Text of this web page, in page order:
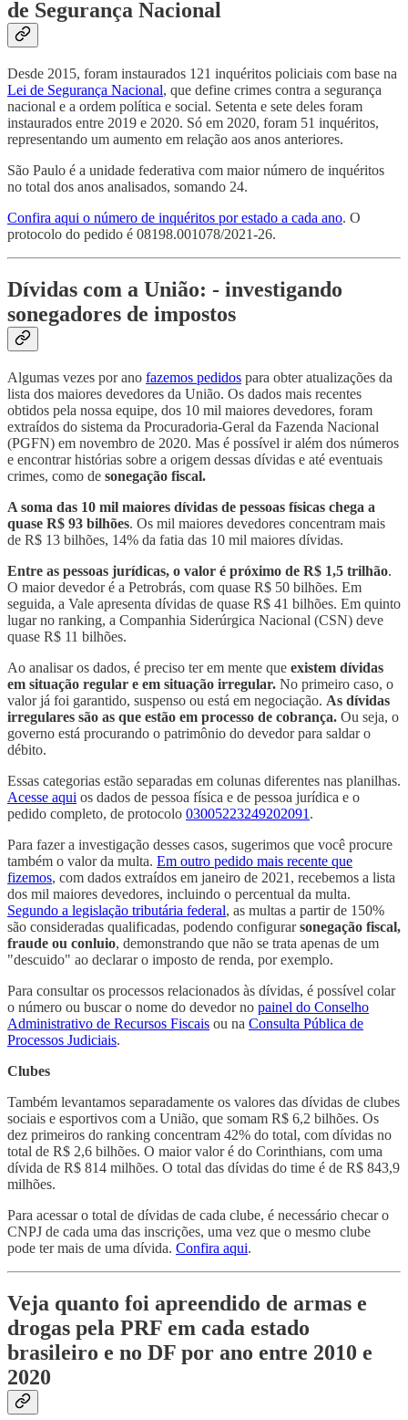
de Segurança Nacional
Desde 2015, foram instaurados 121 inquéritos policiais com base na
Lei de Segurança Nacional, que define crimes contra a segurança
nacional e a ordem política e social. Setenta e sete deles foram
instaurados entre 2019 e 2020. Só em 2020, foram 51 inquéritos,
representando um aumento em relação aos anos anteriores.
São Paulo é a unidade federativa com maior número de inquéritos
no total dos anos analisados, somando 24.
Confira aqui o número de inquéritos por estado a cada ano. O
protocolo do pedido é 08198.001078/2021-26.
Dívidas com a União: - investigando
sonegadores de impostos
Algumas vezes por ano fazemos pedidos para obter atualizações da
lista dos maiores devedores da União. Os dados mais recentes
obtidos pela nossa equipe, dos 10 mil maiores devedores, foram
extraídos do sistema da Procuradoria-Geral da Fazenda Nacional
(PGFN) em novembro de 2020. Mas é possível ir além dos números
e encontrar histórias sobre a origem dessas dívidas e até eventuais
crimes, como de sonegação fiscal.
A soma das 10 mil maiores dívidas de pessoas físicas chega a
quase R$ 93 bilhões. Os mil maiores devedores concentram mais
de R$ 13 bilhões, 14% da fatia das 10 mil maiores dívidas.
Entre as pessoas jurídicas, o valor é próximo de R$ 1,5 trilhão.
O maior devedor é a Petrobrás, com quase R$ 50 bilhões. Em
seguida, a Vale apresenta dívidas de quase R$ 41 bilhões. Em quinto
lugar no ranking, a Companhia Siderúrgica Nacional (CSN) deve
quase R$ 11 bilhões.
Ao analisar os dados, é preciso ter em mente que existem dívidas
em situação regular e em situação irregular. No primeiro caso, o
valor já foi garantido, suspenso ou está em negociação. As dívidas
irregulares são as que estão em processo de cobrança. Ou seja, o
governo está procurando o patrimônio do devedor para saldar o
débito.
Essas categorias estão separadas em colunas diferentes nas planilhas.
Acesse aqui os dados de pessoa física e de pessoa jurídica e o
pedido completo, de protocolo 03005223249202091 .
Para fazer a investigação desses casos, sugerimos que você procure
também o valor da multa. Em outro pedido mais recente que
fizemos, com dados extraídos em janeiro de 2021, recebemos a lista
dos mil maiores devedores, incluindo o percentual da multa.
Segundo a legislação tributária federal, as multas a partir de 150%
são consideradas qualificadas, podendo configurarsonegação fiscal,
fraude ou conluio, demonstrando que não se trata apenas de um
"descuido" ao declarar o imposto de renda, por exemplo.
Para consultar os processos relacionados às dívidas, é possível colar
o número ou buscar o nome do devedor no painel do Conselho
Administrativo de Recursos Fiscais ou na Consulta Pública de
Processos Judiciais.
Clubes
Também levantamos separadamente os valores das dívidas de clubes
sociais e esportivos com a União, que somam R$ 6,2 bilhões. Os
dez primeiros do ranking concentram 42% do total, com dívidas no
total de R$ 2,6 bilhões. O maior valor é do Corinthians, com uma
dívida de R$ 814 milhões. O total das dívidas do time é de R$ 843,9
milhões.
Para acessar o total de dívidas de cada clube, é necessário checar o
CNPJ de cada uma das inscrições, uma vez que o mesmo clube
pode ter mais de uma dívida. Confira aqui.
Veja quanto foi apreendido de armas e
drogas pela PRF em cada estado
brasileiro e no DF por ano entre 2010 e
2020